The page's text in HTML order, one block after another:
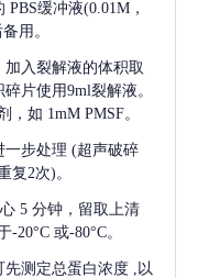
PBS缓冲液(0.01M，
用。
入裂解液的体积取
碎片使用9ml裂解液。
如 1mM PMSF。
一步处理 (超声破碎
复2次)。
5 分钟，留取上清
20°C 或-80°C。
先测定总蛋白浓度 ,以